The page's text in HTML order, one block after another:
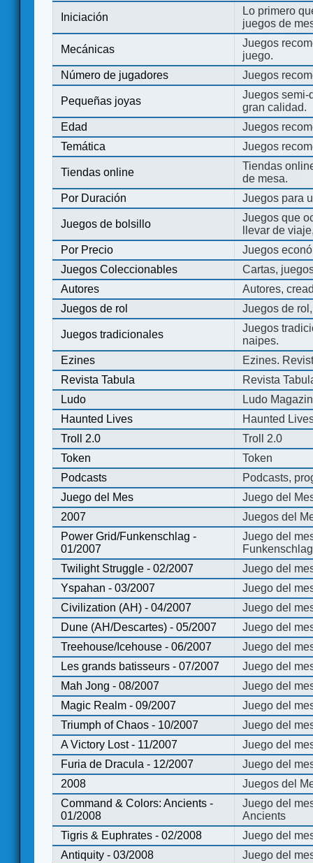
Iniciación
Lo primero
juegos de
Mecánicas
Juegos
juego.
Número de jugadores
Juegos
Pequeñas joyas
Juegos semi-
gran calidad.
Edad
Juegos
Temática
Juegos
Tiendas online
Tiendas
de mesa.
Por Duración
Juegos para
Juegos de bolsillo
Juegos que
llevar de
Por Precio
Juegos
Juegos Coleccionables
Cartas,
Autores
Autores,
Juegos de rol
Juegos de
Juegos tradicionales
Juegos
naipes.
Ezines
Ezines.
Revista Tabula
Revista
Ludo
Ludo
Haunted Lives
Haunted
Troll 2.0
Troll 2.0
Token
Token
Podcasts
Podcasts,
Juego del Mes
Juego del
2007
Juegos del
Power Grid/Funkenschlag -
01/2007
Juego del
Twilight Struggle - 02/2007
Juego del
Yspahan - 03/2007
Juego del
Civilization (AH) - 04/2007
Juego del
Dune (AH/Descartes) - 05/2007
Juego del
Treehouse/Icehouse - 06/2007
Juego del
Les grands batisseurs - 07/2007
Juego del
Mah Jong - 08/2007
Juego del
Magic Realm - 09/2007
Juego del
Triumph of Chaos - 10/2007
Juego del
A Victory Lost - 11/2007
Juego del
Furia de Dracula - 12/2007
Juego del
2008
Juegos del
Command & Colors: Ancients -
01/2008
Juego del
Ancients
Tigris & Euphrates - 02/2008
Juego del
Antiquity - 03/2008
Juego del